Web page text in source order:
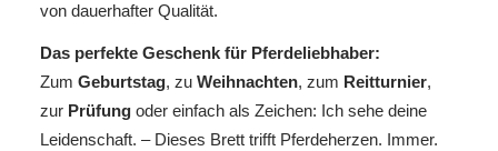
von dauerhafter Qualität.
Das perfekte Geschenk für Pferdeliebhaber:
Zum Geburtstag, zu Weihnachten, zum Reitturnier,
zur Prüfung oder einfach als Zeichen: Ich sehe deine
Leidenschaft. – Dieses Brett trifft Pferdeherzen. Immer.